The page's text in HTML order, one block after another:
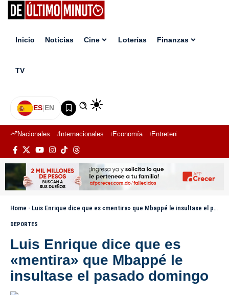
Inicio Noticias Cine Loterías Finanzas
TV
ES|EN
Nacionales Internacionales Economía Entretenimiento
Home - Luis Enrique dice que es «mentira» que Mbappé le insultase el pasado domingo
DEPORTES
Luis Enrique dice que es
«mentira» que Mbappé le
insultase el pasado domingo